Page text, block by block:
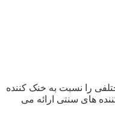
را نسبت به خنک کننده
های سنتی ارائه می